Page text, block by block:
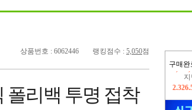
구매완
상품번호 : 6062446 랭킹점수 : 5,050점
폴리백 투명 접착